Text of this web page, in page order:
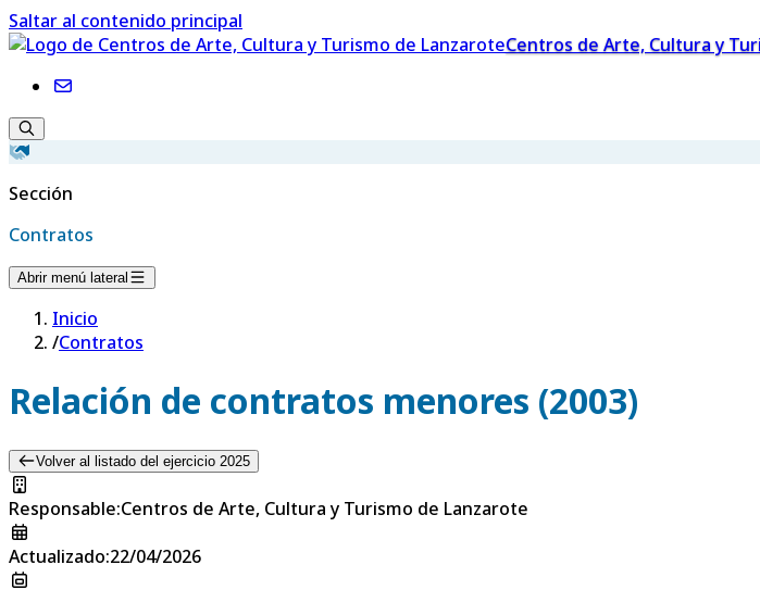
Saltar al contenido principal
Centros de Arte, Cultura y
Sección
Contratos
Abrir menú lateral
Inicio
/Contratos
Relación de contratos menores (2003)
Volver al listado del ejercicio 2025
Responsable:Centros de Arte, Cultura y Turismo de Lanzarote
Actualizado:22/04/2026